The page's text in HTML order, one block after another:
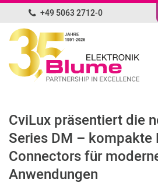
+49 5063 2712-0
CviLux präsentiert die
Series DM – kompakte
Connectors für
Anwendungen
Produktübersicht
Unternehmen
News